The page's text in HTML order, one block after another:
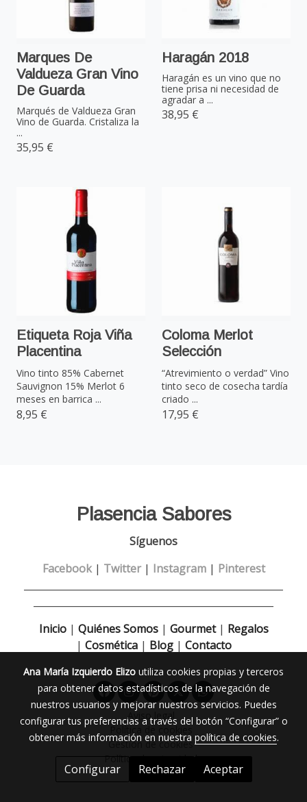
Marques De
Valdueza Gran Vino
De Guarda
Marqués de Valdueza Gran
Vino de Guarda. Cristaliza la
...
35,95 €
Haragán 2018
Haragán es un vino que no
tiene prisa ni necesidad de
agradar a ...
38,95 €
Etiqueta Roja Viña
Placentina
Vino tinto 85% Cabernet
Sauvignon 15% Merlot 6
meses en barrica ...
8,95 €
Coloma Merlot
Selección
“Atrevimiento o verdad” Vino
tinto seco de cosecha tardía
criado ...
17,95 €
Plasencia Sabores
Síguenos
Facebook| Twitter| Instagram| Pinterest
Inicio| Quiénes Somos| Gourmet | Regalos
| Cosmética| Blog| Contacto
Aviso legal
Gestión de cookies
Política de privacidad
Ana María Izquierdo Elizo utiliza cookies propias y terceros
para obtener datos estadísticos de la navegación de
nuestros usuarios y mejorar nuestros servicios. Puedes
configurar tus preferencias a través del botón “Configurar” o
obtener más información en nuestra política de cookies.
Configurar Rechazar Aceptar